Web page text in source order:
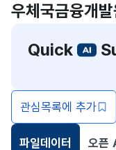
우체국금융개
Quick
관심목록에 추가
파일데이터 오픈